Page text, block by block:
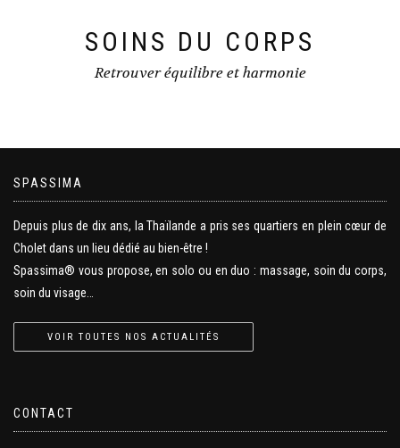
SOINS DU CORPS
Retrouver équilibre et harmonie
SPASSIMA
Depuis plus de dix ans, la Thaïlande a pris ses quartiers en plein cœur de
Cholet dans un lieu dédié au bien-être !
Spassima® vous propose, en solo ou en duo : massage, soin du corps,
soin du visage…
VOIR TOUTES NOS ACTUALITÉS
CONTACT